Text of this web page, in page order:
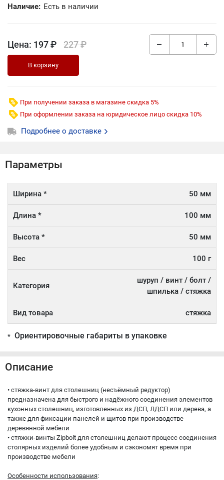
Наличие: Есть в наличии
Цена: 197 ₽ 227 ₽
В корзину
При получении заказа в магазине скидка 5%
При оформлении заказа на юридическое лицо скидка 10%
Подробнее о доставке
Параметры
Ширина * 50 мм
Длина * 100 мм
Высота * 50 мм
Вес 100 г
Категория
шуруп / винт / болт /
шпилька / стяжка
Вид товара стяжка
* Ориентировочные габариты в упаковке
Описание
• стяжка-винт для столешниц (несъёмный редуктор)
предназначена для быстрого и надёжного соединения элементов
кухонных столешниц, изготовленных из ДСП, ЛДСП или дерева, а
также для фиксации панелей и щитов при производстве
деревянной мебели
• стяжки-винты Zipbolt для столешниц делают процесс соединения
столярных изделий более удобным и сэкономят время при
производстве мебели
Особенности использования: